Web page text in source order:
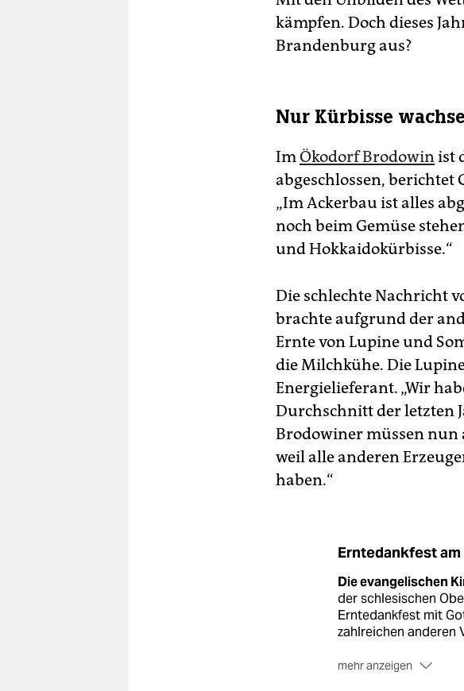
kämpfen. Doch dieses
Brandenburg aus?
Nur Kürbisse
ImÖkodorf Brodowinist
abgeschlossen, berichtet
„Im Ackerbau ist alles
noch beim Gemüse
und Hokkaidokürbisse.“
Die schlechte Nachricht
brachte aufgrund der
Ernte von Lupine und
die Milchkühe. Die
Energielieferant. „Wir
Durchschnitt der letzten
Brodowiner müssen nun
weil alle anderen
haben.“
Erntedankfest am
Die evangelischen
der schlesischen
Erntedankfest mit
zahlreichen anderen
mehr anzeigen